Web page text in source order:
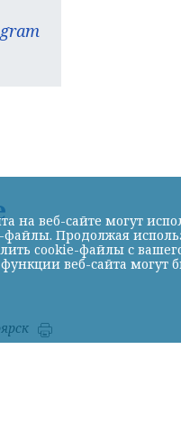
на веб-сайте могут
Продолжая
cookie-файлы с вашего
веб-сайта могут